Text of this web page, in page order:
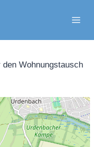
Wohnungstausch